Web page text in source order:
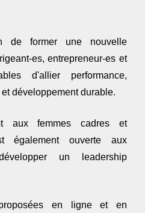
de former une nouvelle
es, entrepreneur-es et
d'allier
performance,
développement durable.
aux
femmes cadres et
également ouverte aux
un leadership
en ligne et en